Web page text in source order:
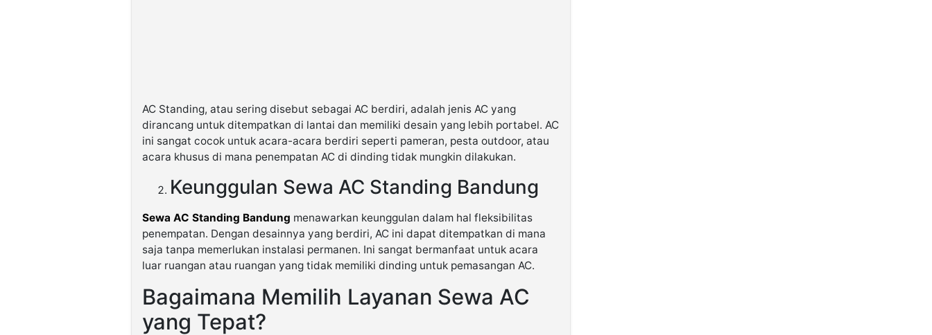
AC Standing, atau sering disebut sebagai AC berdiri, adalah jenis AC yang
dirancang untuk ditempatkan di lantai dan memiliki desain yang lebih portabel. AC
ini sangat cocok untuk acara-acara berdiri seperti pameran, pesta outdoor, atau
acara khusus di mana penempatan AC di dinding tidak mungkin dilakukan.
Keunggulan Sewa AC Standing Bandung
Sewa AC Standing Bandung menawarkan keunggulan dalam hal fleksibilitas
penempatan. Dengan desainnya yang berdiri, AC ini dapat ditempatkan di mana
saja tanpa memerlukan instalasi permanen. Ini sangat bermanfaat untuk acara
luar ruangan atau ruangan yang tidak memiliki dinding untuk pemasangan AC.
Bagaimana Memilih Layanan Sewa AC
yang Tepat?